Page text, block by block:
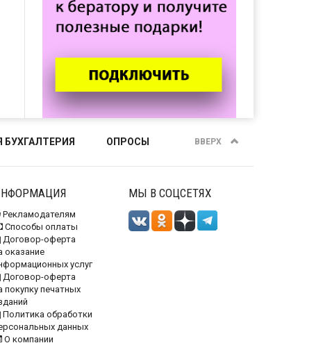
БУХГАЛТЕРИЯ ОПРОСЫ ВВЕРХ
Рекламодателям
Способы оплаты
Договор-оферта
оказание
услуг
Договор-оферта
покупку печатных
Политика обработки
данных
О компании
МЫ В СОЦСЕТЯХ